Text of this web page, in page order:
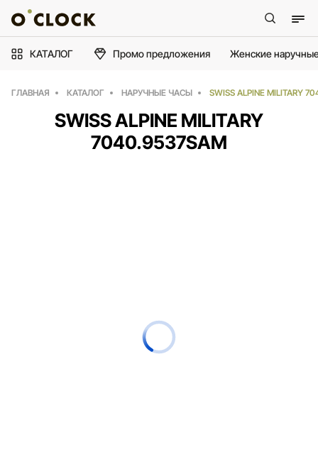
КАТАЛОГ Промо предложения Женские
ГЛАВНАЯ КАТАЛОГ НАРУЧНЫЕ ЧАСЫ SWISS ALPINE MILITARY
SWISS ALPINE MILITARY
7040.9537SAM